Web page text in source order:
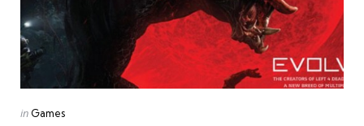
Categories
Posted
in Games